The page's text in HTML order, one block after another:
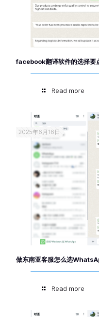
facebook翻译软件的选择要
Read more
2025年6月16日
做东南亚客服怎么选
Read more